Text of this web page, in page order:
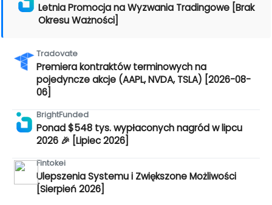
Letnia Promocja na Wyzwania Tradingowe [Brak
Okresu Ważności]
Tradovate
Premiera kontraktów terminowych na
pojedyncze akcje (AAPL, NVDA, TSLA) [2026-08-
06]
BrightFunded
Ponad $548 tys. wypłaconych nagród w lipcu
2026 🎉 [Lipiec 2026]
Fintokei
Ulepszenia Systemu i Zwiększone Możliwości
[Sierpień 2026]